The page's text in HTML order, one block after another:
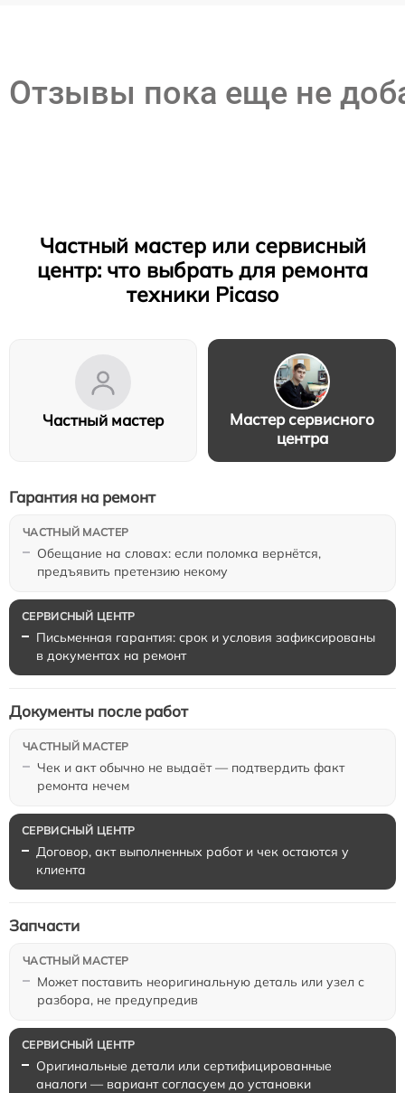
Отзывы пока еще не
Частный мастер или сервисный
центр: что выбрать для ремонта
техники Picaso
Частный мастер
Мастер сервисного
центра
Обещание на словах: если поломка вернётся,
предъявить претензию некому
Гарантия на ремонт
Письменная гарантия: срок и условия зафиксированы
в документах на ремонт
Чек и акт обычно не выдаёт — подтвердить факт
ремонта нечем
Документы после работ
Договор, акт выполненных работ и чек остаются у
клиента
Может поставить неоригинальную деталь или узел с
разбора, не предупредив
Запчасти
Оригинальные детали или сертифицированные
аналоги — вариант согласуем до установки